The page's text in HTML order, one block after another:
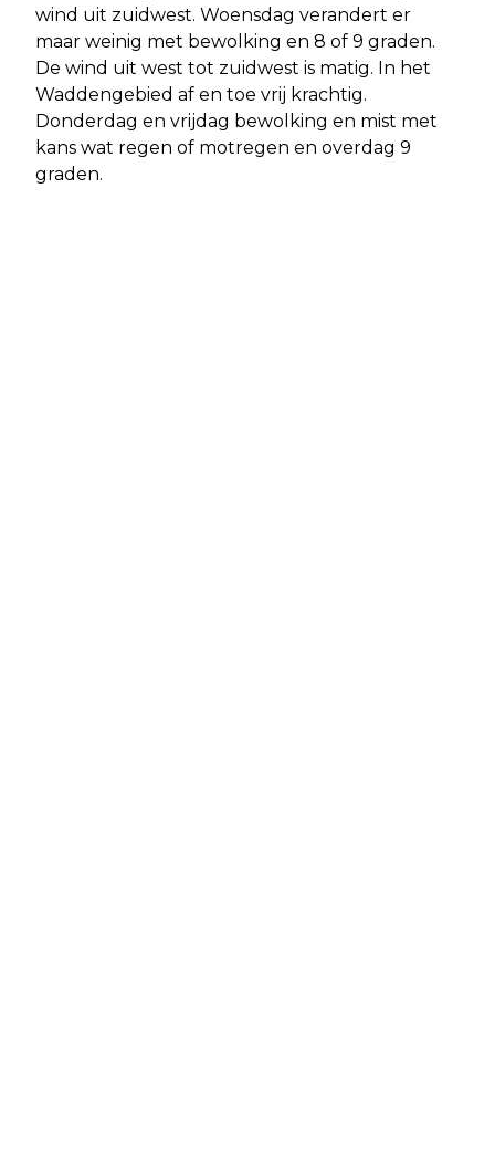
wind uit zuidwest. Woensdag verandert er
maar weinig met bewolking en 8 of 9 graden.
De wind uit west tot zuidwest is matig. In het
Waddengebied af en toe vrij krachtig.
Donderdag en vrijdag bewolking en mist met
kans wat regen of motregen en overdag 9
graden.